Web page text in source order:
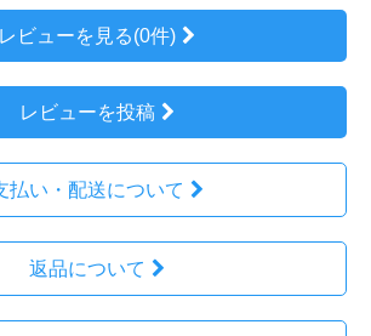
レビューを見る(0件)
レビューを投稿
払い・配送について
返品について